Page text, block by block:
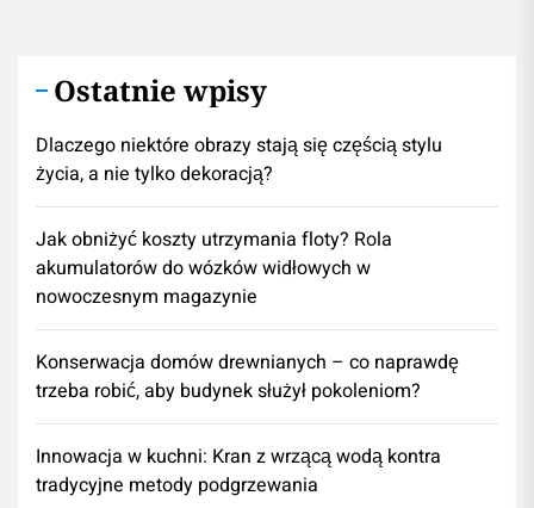
Ostatnie wpisy
Dlaczego niektóre obrazy stają się częścią stylu
życia, a nie tylko dekoracją?
Jak obniżyć koszty utrzymania floty? Rola
akumulatorów do wózków widłowych w
nowoczesnym magazynie
Konserwacja domów drewnianych – co naprawdę
trzeba robić, aby budynek służył pokoleniom?
Innowacja w kuchni: Kran z wrzącą wodą kontra
tradycyjne metody podgrzewania